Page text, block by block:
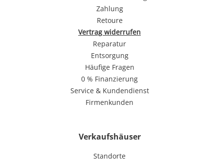
Zahlung
Retoure
Vertrag widerrufen
Reparatur
Entsorgung
Häufige Fragen
0 % Finanzierung
Service & Kundendienst
Firmenkunden
Verkaufshäuser
Standorte